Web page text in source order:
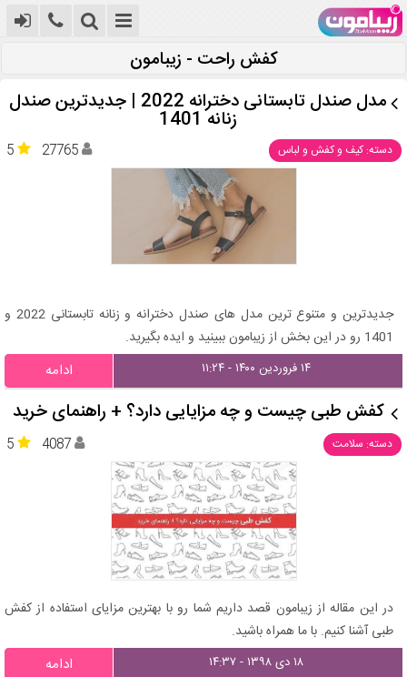
کفش راحت - زیبامون
مدل صندل تابستانی دخترانه 2022 | جدیدترین صندل
زنانه 1401
دسته: کیف و کفش و لباس 5 27765
جدیدترین و متنوع ترین مدل های صندل دخترانه و زنانه تابستانی 2022 و
1401 رو در این بخش از زیبامون ببینید و ایده بگیرید.
۱۴ فروردین ۱۴۰۰ - ۱۱:۲۴ ادامه
کفش طبی چیست و چه مزایایی دارد؟ + راهنمای خرید
دسته: سلامت 5 4087
در این مقاله از زیبامون قصد داریم شما رو با بهترین مزایای استفاده از کفش
طبی آشنا کنیم. با ما همراه باشید.
۱۸ دی ۱۳۹۸ - ۱۴:۳۷ ادامه